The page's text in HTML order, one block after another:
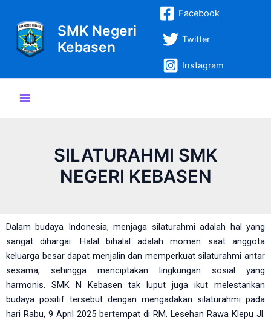
konten
SMK Negeri
Kebasen
Facebook
Twitter
Instagram
Menu
SILATURAHMI SMK
NEGERI KEBASEN
Dalam budaya Indonesia, menjaga silaturahmi adalah hal yang
sangat dihargai. Halal bihalal adalah momen saat anggota
keluarga besar dapat menjalin dan memperkuat silaturahmi antar
sesama, sehingga menciptakan lingkungan sosial yang
harmonis. SMK N Kebasen tak luput juga ikut melestarikan
budaya positif tersebut dengan mengadakan silaturahmi pada
hari Rabu, 9 April 2025 bertempat di RM. Lesehan Rawa Klepu Jl.
navigation